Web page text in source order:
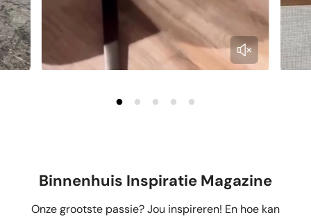
Binnenhuis Inspiratie Magazine
Onze grootste passie? Jou inspireren! En hoe kan